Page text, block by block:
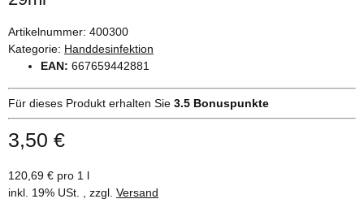
Artikelnummer: 400300
Kategorie: Handdesinfektion
EAN: 667659442881
Für dieses Produkt erhalten Sie 3.5 Bonuspunkte
3,50 €
120,69 € pro 1 l
inkl. 19% USt. , zzgl. Versand